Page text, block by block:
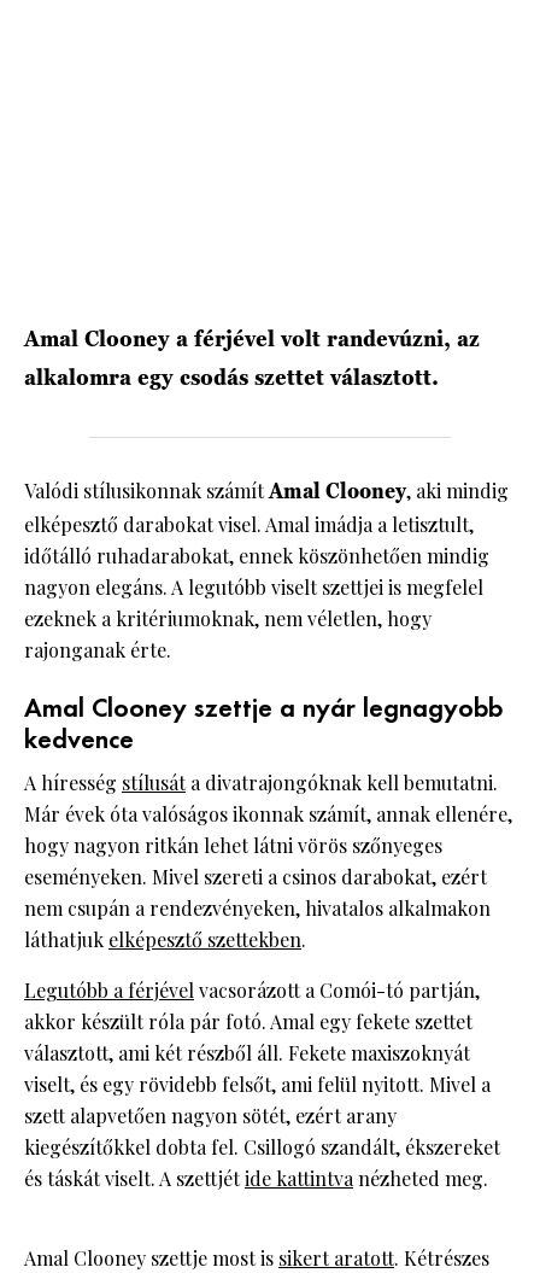
Amal Clooney a férjével volt randevúzni, az
alkalomra egy csodás szettet választott.
Valódi stílusikonnak számítAmal Clooney, aki mindig
elképesztő darabokat visel. Amal imádja a letisztult,
időtálló ruhadarabokat, ennek köszönhetően mindig
nagyon elegáns. A legutóbb viselt szettjei is megfelel
ezeknek a kritériumoknak, nem véletlen, hogy
rajonganak érte.
Amal Clooney szettje a nyár legnagyobb
kedvence
A híresség stílusáta divatrajongóknak kell bemutatni.
Már évek óta valóságos ikonnak számít, annak ellenére,
hogy nagyon ritkán lehet látni vörös szőnyeges
eseményeken. Mivel szereti a csinos darabokat, ezért
nem csupán a rendezvényeken, hivatalos alkalmakon
láthatjuk elképesztő szettekben.
Legutóbb a férjévelvacsorázott a Comói-tó partján,
akkor készült róla pár fotó. Amal egy fekete szettet
választott, ami két részből áll. Fekete maxiszoknyát
viselt, és egy rövidebb felsőt, ami felül nyitott. Mivel a
szett alapvetően nagyon sötét, ezért arany
kiegészítőkkel dobta fel. Csillogó szandált, ékszereket
és táskát viselt. A szettjétide kattintvanézheted meg.
Amal Clooney szettje most is sikert aratott. Kétrészes